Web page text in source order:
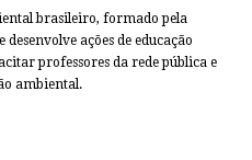
brasileiro, formado pela
desenvolve ações de educação
professores da rede pública e
ambiental.